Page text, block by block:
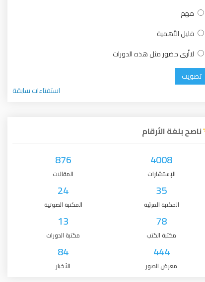
مهم
قليل الأهمية
لاأرى حضور مثل هذه الدورات
تصويت
استفتاءات سابقة
ناصح بلغة الأرقام
4008
الإستشارات
876
المقالات
35
المكتبة المرئية
24
المكتبة الصوتية
78
مكتبة الكتب
13
مكتبة الدورات
444
معرض الصور
84
الأخبار